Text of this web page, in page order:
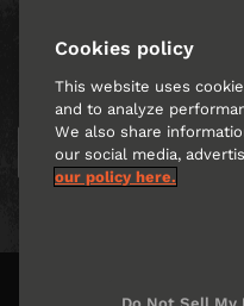
Escape
Cookies policy
This website uses
and to analyze
We also share
our social media,
our policy here.